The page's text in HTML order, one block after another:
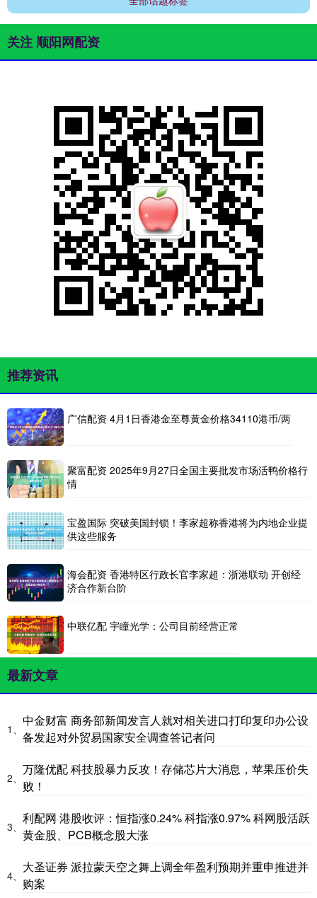
关注 顺阳网配资
推荐资讯
广信配资 4月1日香港金至尊黄金价格34110港币/两
聚富配资 2025年9月27日全国主要批发市场活鸭价格行
情
宝盈国际 突破美国封锁！李家超称香港将为内地企业提
供这些服务
海会配资 香港特区行政长官李家超：浙港联动 开创经
济合作新台阶
中联亿配 宇瞳光学：公司目前经营正常
最新文章
1、
中金财富 商务部新闻发言人就对相关进口打印复印办公设
备发起对外贸易国家安全调查答记者问
2、
万隆优配 科技股暴力反攻！存储芯片大消息，苹果压价失
败！
3、
利配网 港股收评：恒指涨0.24% 科指涨0.97% 科网股活跃
黄金股、PCB概念股大涨
4、
大圣证券 派拉蒙天空之舞上调全年盈利预期并重申推进并
购案